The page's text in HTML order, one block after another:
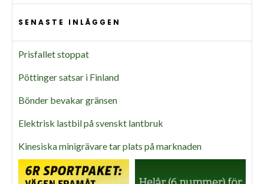
SENASTE INLÄGGEN
Prisfallet stoppat
Pöttinger satsar i Finland
Bönder bevakar gränsen
Elektrisk lastbil på svenskt lantbruk
Kinesiska minigrävare tar plats på marknaden